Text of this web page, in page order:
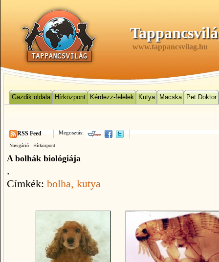
www.tappancsvilag.hu
Gazdik oldala Hírközpont Kérdezz-felelek Kutya Macska Pet Doktor
Megosztás:
RSS Feed
Navigáció : Hírközpont
A bolhák biológiája
.
Címkék: bolha, kutya